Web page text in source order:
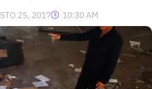
25, 2017 10:30 AM